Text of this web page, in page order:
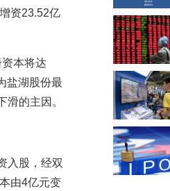
资23.52亿
本将达
盐湖股份最
滑的主因。
入股，经双
由4亿元变